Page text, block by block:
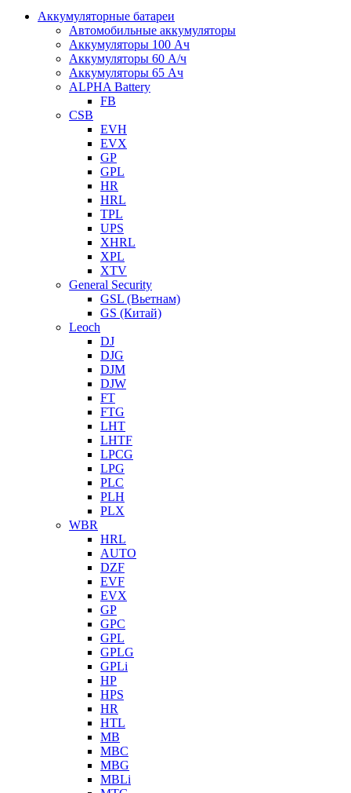
Аккумуляторные батареи
Автомобильные аккумуляторы
Аккумуляторы 100 Ач
Аккумуляторы 60 А/ч
Аккумуляторы 65 Ач
ALPHA Battery
FB
CSB
EVH
EVX
GP
GPL
HR
HRL
TPL
UPS
XHRL
XPL
XTV
General Security
GSL (Вьетнам)
GS (Китай)
Leoch
DJ
DJG
DJM
DJW
FT
FTG
LHT
LHTF
LPCG
LPG
PLC
PLH
PLX
WBR
HRL
AUTO
DZF
EVF
EVX
GP
GPC
GPL
GPLG
GPLi
HP
HPS
HR
HTL
MB
MBC
MBG
MBLi